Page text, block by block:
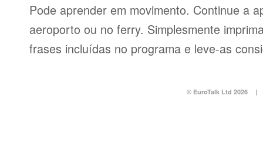
Pode aprender em movimento. Continue a
aeroporto ou no ferry. Simplesmente
frases incluídas no programa e leve-as
© EuroTalk Ltd 2026 |